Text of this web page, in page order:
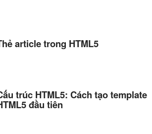
article trong HTML5
trúc HTML5: Cách tạo template
đầu tiên